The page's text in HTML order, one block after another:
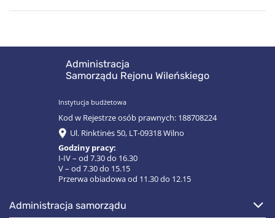
Administracja
Samorządu Rejonu Wileńskiego
Instytucja budżetowa
Kod w Rejestrze osób prawnych: 188708224
Ul. Rinktinės 50, LT-09318 Wilno
Godziny pracy:
I-IV – od 7.30 do 16.30
V – od 7.30 do 15.15
Przerwa obiadowa od 11.30 do 12.15
administracja samorządu